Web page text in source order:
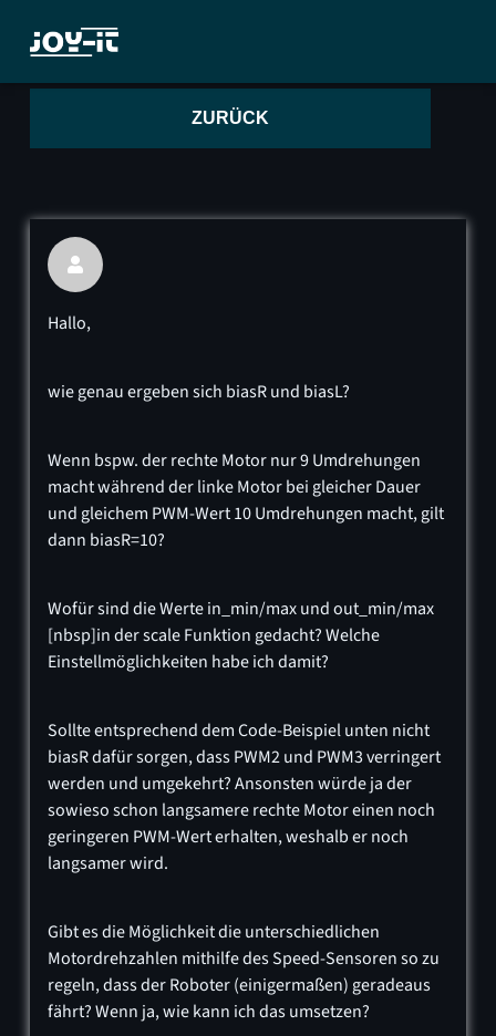
ZURÜCK

Hallo,
wie genau ergeben sich biasR und biasL?
Wenn bspw. der rechte Motor nur 9 Umdrehungen
macht während der linke Motor bei gleicher Dauer
und gleichem PWM-Wert 10 Umdrehungen macht, gilt
dann biasR=10?
Wofür sind die Werte in_min/max und out_min/max
[nbsp]in der scale Funktion gedacht? Welche
Einstellmöglichkeiten habe ich damit?
Sollte entsprechend dem Code-Beispiel unten nicht
biasR dafür sorgen, dass PWM2 und PWM3 verringert
werden und umgekehrt? Ansonsten würde ja der
sowieso schon langsamere rechte Motor einen noch
geringeren PWM-Wert erhalten, weshalb er noch
langsamer wird.
Gibt es die Möglichkeit die unterschiedlichen
Motordrehzahlen mithilfe des Speed-Sensoren so zu
regeln, dass der Roboter (einigermaßen) geradeaus
fährt? Wenn ja, wie kann ich das umsetzen?